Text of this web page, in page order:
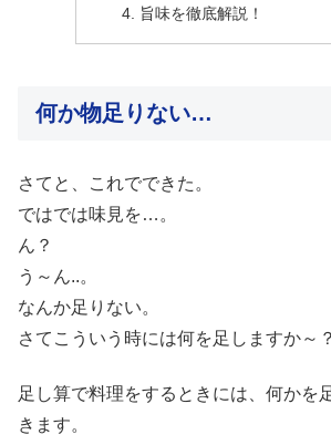
旨味を徹底解説！
何か物足りない…
さてと、これでできた。
ではでは味見を…。
ん？
う～ん..。
なんか足りない。
さてこういう時には何を足しますか～？
足し算で料理をするときには、何かを
きます。